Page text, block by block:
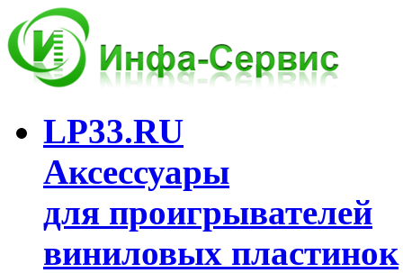
LP33.RU
Аксессуары
для проигрывателей
виниловых пластинок